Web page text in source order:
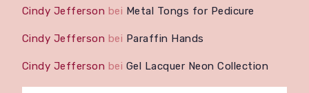
Cindy Jefferson bei Metal Tongs for Pedicure
Cindy Jefferson bei Paraffin Hands
Cindy Jefferson bei Gel Lacquer Neon Collection